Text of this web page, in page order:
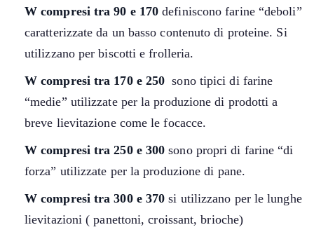
W compresi tra 90 e 170 definiscono farine “deboli”
caratterizzate da un basso contenuto di proteine. Si
utilizzano per biscotti e frolleria.
W compresi tra 170 e 250 sono tipici di farine
“medie” utilizzate per la produzione di prodotti a
breve lievitazione come le focacce.
W compresi tra 250 e 300 sono propri di farine “di
forza” utilizzate per la produzione di pane.
W compresi tra 300 e 370 si utilizzano per le lunghe
lievitazioni ( panettoni, croissant, brioche)